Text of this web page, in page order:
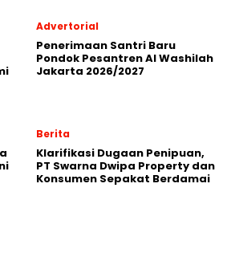
Advertorial
Penerimaan Santri Baru
Pondok Pesantren Al Washilah
Jakarta 2026/2027
Berita
Klarifikasi Dugaan Penipuan,
PT Swarna Dwipa Property dan
Konsumen Sepakat Berdamai